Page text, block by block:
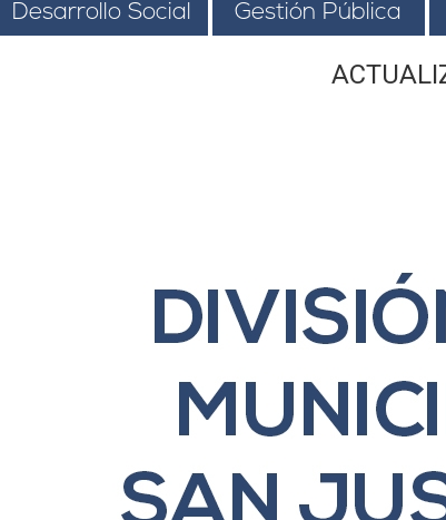
Desarrollo Social Gestión Pública